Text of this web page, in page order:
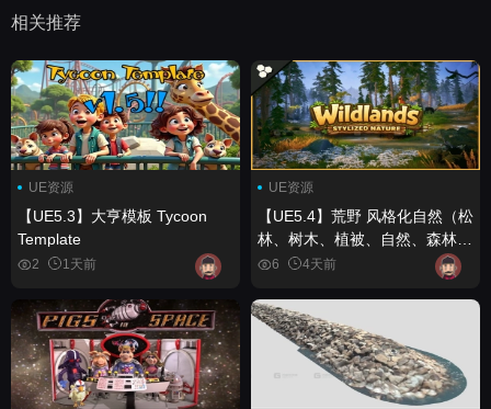
相关推荐
UE资源
【UE5.3】大亨模板 Tycoon
Template
2 1天前
UE资源
【UE5.4】荒野 风格化自然（松
林、树木、植被、自然、森林、
生物群系） Wildlands Stylized
Nature (Pine Forest, Trees,
Foliage, Nature, Forest,
Biome)
6 4天前